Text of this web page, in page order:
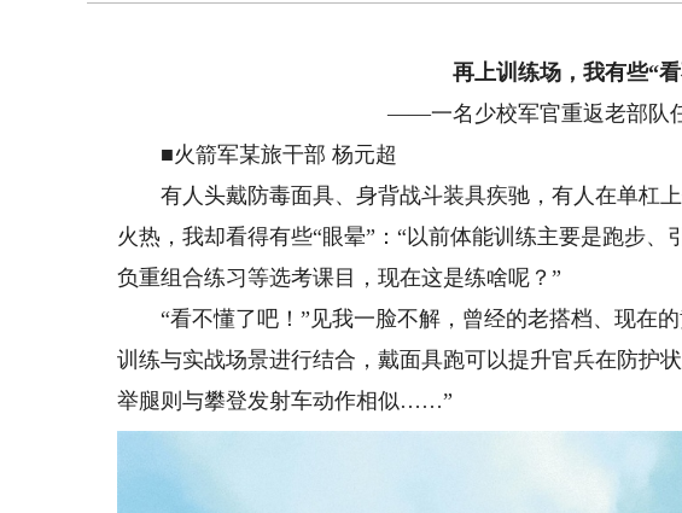
再上训练场，我有些“
——一名少校军官重返老部队
■火箭军某旅干部 杨元超
有人头戴防毒面具、身背战斗装具疾驰，有人在单杠
火热，我却看得有些“眼晕”：“以前体能训练主要是跑步、
负重组合练习等选考课目，现在这是练啥呢？”
“看不懂了吧！”见我一脸不解，曾经的老搭档、现在的
训练与实战场景进行结合，戴面具跑可以提升官兵在防护
举腿则与攀登发射车动作相似……”